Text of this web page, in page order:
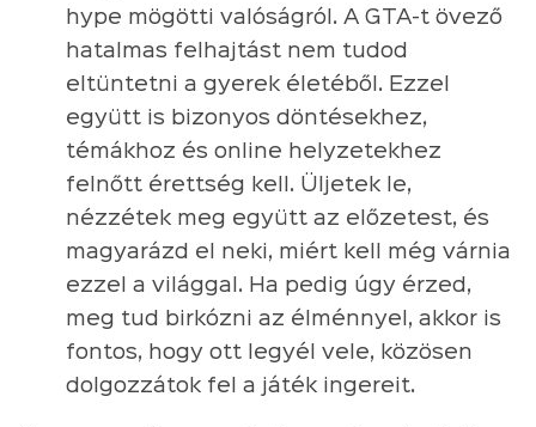
hype mögötti valóságról. A GTA-t övező
hatalmas felhajtást nem tudod
eltüntetni a gyerek életéből. Ezzel
együtt is bizonyos döntésekhez,
témákhoz és online helyzetekhez
felnőtt érettség kell. Üljetek le,
nézzétek meg együtt az előzetest, és
magyarázd el neki, miért kell még várnia
ezzel a világgal. Ha pedig úgy érzed,
meg tud birkózni az élménnyel, akkor is
fontos, hogy ott legyél vele, közösen
dolgozzátok fel a játék ingereit.